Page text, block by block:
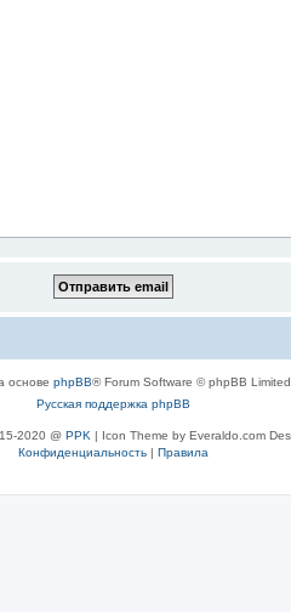
основе phpBB® Forum Software © phpBB Limited
Русская поддержка phpBB
2020 @ PPK | Icon Theme by Everaldo.com
Конфиденциальность| Правила